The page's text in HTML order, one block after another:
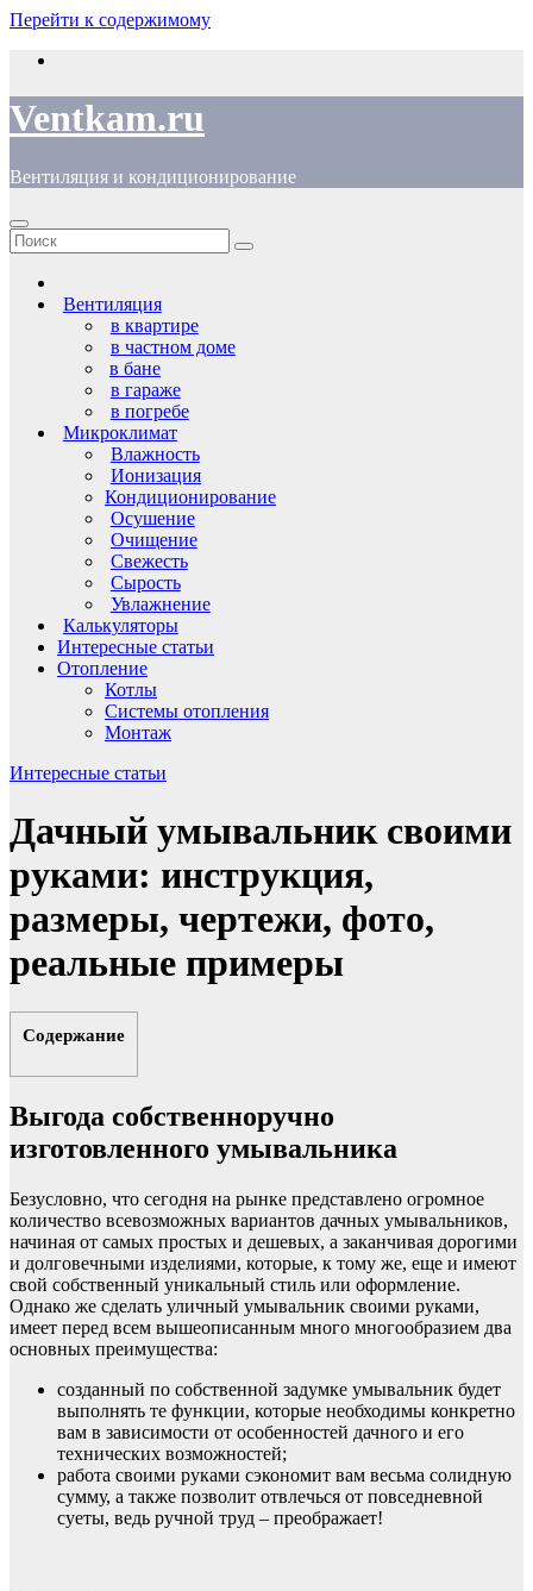
Перейти к содержимому
Ventkam.ru
Вентиляция и кондиционирование
Вентиляция
в квартире
в частном доме
в бане
в гараже
в погребе
Микроклимат
Влажность
Ионизация
Кондиционирование
Осушение
Очищение
Свежесть
Сырость
Увлажнение
Калькуляторы
Интересные статьи
Отопление
Котлы
Системы отопления
Монтаж
Интересные статьи
Дачный умывальник своими
руками: инструкция,
размеры, чертежи, фото,
реальные примеры
Содержание
Выгода собственноручно
изготовленного умывальника
Безусловно, что сегодня на рынке представлено огромное
количество всевозможных вариантов дачных умывальников,
начиная от самых простых и дешевых, а заканчивая дорогими
и долговечными изделиями, которые, к тому же, еще и имеют
свой собственный уникальный стиль или оформление.
Однако же сделать уличный умывальник своими руками,
имеет перед всем вышеописанным много многообразием два
основных преимущества:
созданный по собственной задумке умывальник будет
выполнять те функции, которые необходимы конкретно
вам в зависимости от особенностей дачного и его
технических возможностей;
работа своими руками сэкономит вам весьма солидную
сумму, а также позволит отвлечься от повседневной
суеты, ведь ручной труд – преображает!